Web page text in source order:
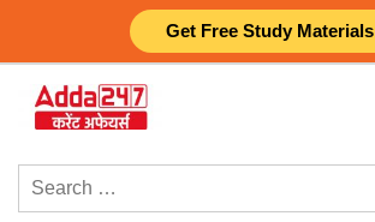
Get Free Study Materials
content
Search